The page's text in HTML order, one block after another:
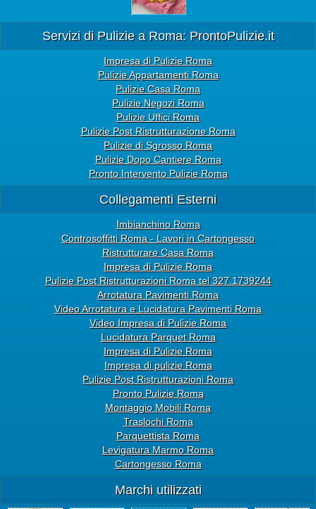
Servizi di Pulizie a Roma: ProntoPulizie.it
Impresa di Pulizie Roma
Pulizie Appartamenti Roma
Pulizie Casa Roma
Pulizie Negozi Roma
Pulizie Uffici Roma
Pulizie Post Ristrutturazione Roma
Pulizie di Sgrosso Roma
Pulizie Dopo Cantiere Roma
Pronto Intervento Pulizie Roma
Collegamenti Esterni
Imbianchino Roma
Controsoffitti Roma - Lavori in Cartongesso
Ristrutturare Casa Roma
Impresa di Pulizie Roma
Pulizie Post Ristrutturazioni Roma tel 327.1739244
Arrotatura Pavimenti Roma
Video Arrotatura e Lucidatura Pavimenti Roma
Video Impresa di Pulizie Roma
Lucidatura Parquet Roma
Impresa di Pulizie Roma
Impresa di pulizie Roma
Pulizie Post Ristrutturazioni Roma
Pronto Pulizie Roma
Montaggio Mobili Roma
Traslochi Roma
Parquettista Roma
Levigatura Marmo Roma
Cartongesso Roma
Marchi utilizzati